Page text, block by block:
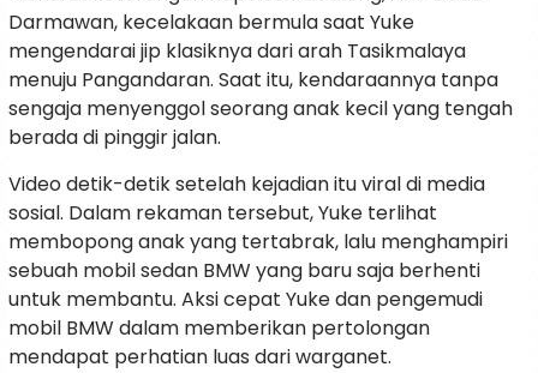
Darmawan, kecelakaan bermula saat Yuke
mengendarai jip klasiknya dari arah Tasikmalaya
menuju Pangandaran. Saat itu, kendaraannya tanpa
sengaja menyenggol seorang anak kecil yang tengah
berada di pinggir jalan.
Video detik-detik setelah kejadian itu viral di media
sosial. Dalam rekaman tersebut, Yuke terlihat
membopong anak yang tertabrak, lalu menghampiri
sebuah mobil sedan BMW yang baru saja berhenti
untuk membantu. Aksi cepat Yuke dan pengemudi
mobil BMW dalam memberikan pertolongan
mendapat perhatian luas dari warganet.